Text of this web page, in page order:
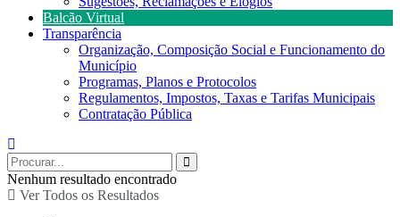
Balcão Virtual
Transparência
Organização, Composição Social e Funcionamento do
Município
Programas, Planos e Protocolos
Regulamentos, Impostos, Taxas e Tarifas Municipais
Contratação Pública
Nenhum resultado encontrado
Ver Todos os Resultados